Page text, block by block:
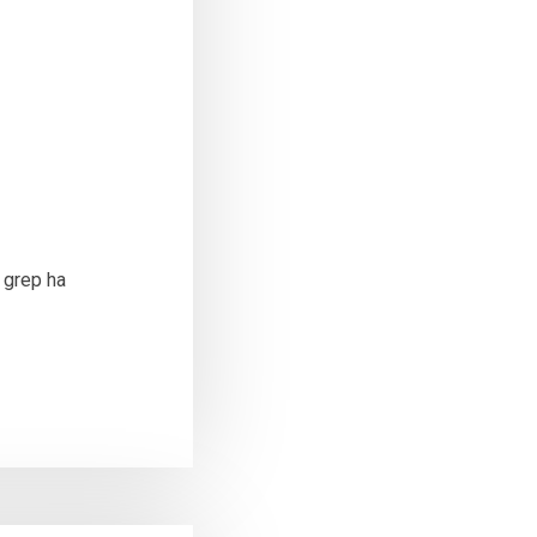
| grep ha